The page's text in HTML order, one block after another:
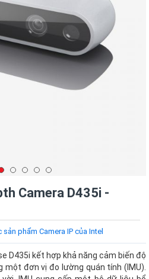
Camera D435i -
sản phẩm Camera IP của Intel
D435i kết hợp khả năng cảm biến độ
một đơn vị đo lường quán tính (IMU).